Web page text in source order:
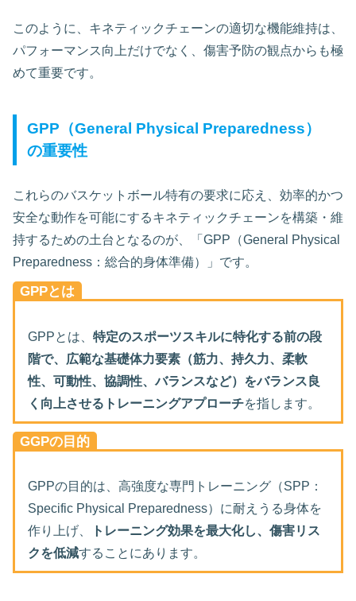
このように、キネティックチェーンの適切な機能維持は、
パフォーマンス向上だけでなく、傷害予防の観点からも極
めて重要です。
GPP（General Physical Preparedness）
の重要性
これらのバスケットボール特有の要求に応え、効率的かつ
安全な動作を可能にするキネティックチェーンを構築・維
持するための土台となるのが、「GPP（General Physical
Preparedness：総合的身体準備）」です。
GPPとは
GPPとは、 特定のスポーツスキルに特化する前の段
階で、広範な基礎体力要素（筋力、持久力、柔軟
性、可動性、協調性、バランスなど）をバランス良
く向上させるトレーニングアプローチを指します。
GGPの目的
GPPの目的は、高強度な専門トレーニング（SPP：
Specific Physical Preparedness）に耐えうる身体を
作り上げ、
トレーニング効果を最大化し、傷害リス
クを低減することにあります。